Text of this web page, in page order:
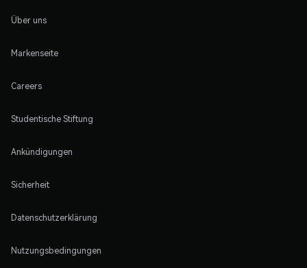
Über uns
Markenseite
Careers
Studentische Stiftung
Ankündigungen
Sicherheit
Datenschutzerklärung
Nutzungsbedingungen